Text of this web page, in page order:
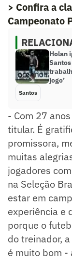
> Confira a
Campeonato
Holan
jogo’
Santos
- Com 27
titular. É
promissora,
muitas
jogadores
na Seleção
estar em
experiência e
porque o
do treinador,
é muito bom -